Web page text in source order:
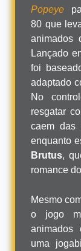
Popeye
80 que
animados
Lançado
foi
adaptado
No
resgatar
caem
enquanto
Brutus,
romance
Mesmo
o jogo
animados
uma